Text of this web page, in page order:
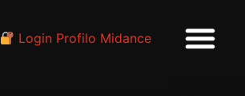
Login Profilo Midance